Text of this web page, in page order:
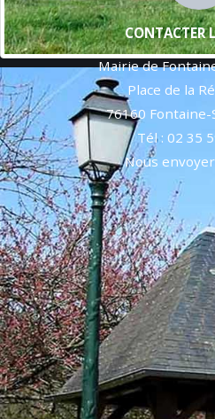
CONTACTER
Mairie de
Place de la
76160 Fontaine-
Tél : 02 35
Nous